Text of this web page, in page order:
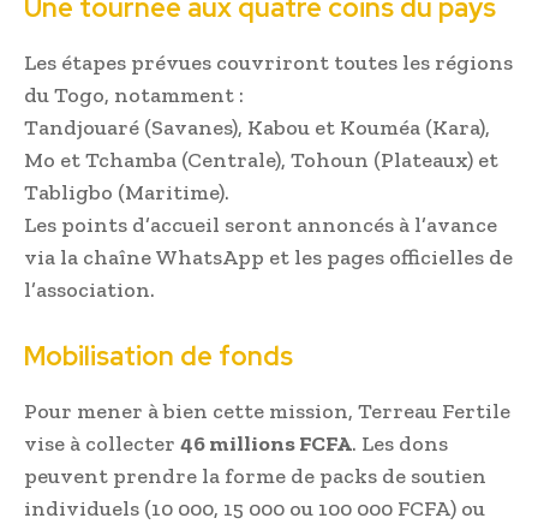
Une tournée aux quatre coins du pays
Les étapes prévues couvriront toutes les régions
du Togo, notamment :
Tandjouaré (Savanes), Kabou et Kouméa (Kara),
Mo et Tchamba (Centrale), Tohoun (Plateaux) et
Tabligbo (Maritime).
Les points d’accueil seront annoncés à l’avance
via la chaîne WhatsApp et les pages officielles de
l’association.
Mobilisation de fonds
Pour mener à bien cette mission, Terreau Fertile
vise à collecter 46 millions FCFA. Les dons
peuvent prendre la forme de packs de soutien
individuels (10 000, 15 000 ou 100 000 FCFA) ou